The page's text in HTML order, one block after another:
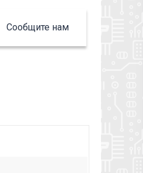
Сообщите нам